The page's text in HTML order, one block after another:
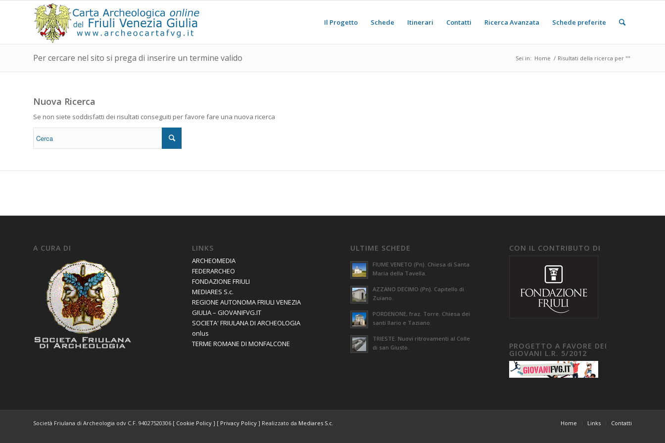
Il Progetto Schede Itinerari Contatti Ricerca Avanzata Schede preferite
Per cercare nel sito si prega di inserire un termine valido Sei in: Home / Risultati della ricerca per ""
Nuova Ricerca
Se non siete soddisfatti dei risultati conseguiti per favore fare una nuova ricerca
A CURA DI LINKS
ARCHEOMEDIA
FEDERARCHEO
FONDAZIONE FRIULI
MEDIARES S.c.
REGIONE AUTONOMA FRIULI VENEZIA
GIULIA – GIOVANIFVG.IT
SOCIETA' FRIULANA DI ARCHEOLOGIA
onlus
TERME ROMANE DI MONFALCONE
ULTIME SCHEDE
FIUME VENETO (Pn). Chiesa di Santa
Maria della Tavella.
AZZANO DECIMO (Pn). Capitello di
Zuiano.
PORDENONE, fraz. Torre. Chiesa dei
santi Ilario e Taziano.
TRIESTE. Nuovi ritrovamenti al Colle
di san Giusto.
CON IL CONTRIBUTO DI
PROGETTO A FAVORE DEI
GIOVANI L.R. 5/2012
Società Friulana di Archeologia odv C.F. 94027520306 [ Cookie Policy ] [ Privacy Policy ] Realizzato da Mediares S.c. Home Links Contatti